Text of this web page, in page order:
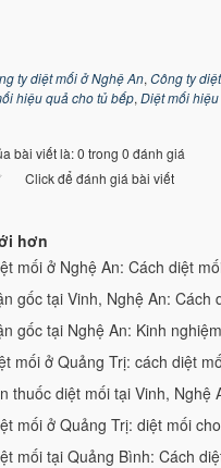
ty diệt mối ở Nghệ An, Công ty
hiệu quả cho tủ bếp, Diệt mối
bài viết là: 0 trong 0 đánh giá
Click để đánh giá bài viết
hơn
mối ở Nghệ An: Cách diệt
gốc tại Vinh, Nghệ An: Cách
gốc tại Nghệ An: Kinh
mối ở Quảng Trị: cách diệt
thuốc diệt mối tại Vinh, Nghệ
mối ở Quảng Trị: diệt mối
mối tại Quảng Bình: Cách